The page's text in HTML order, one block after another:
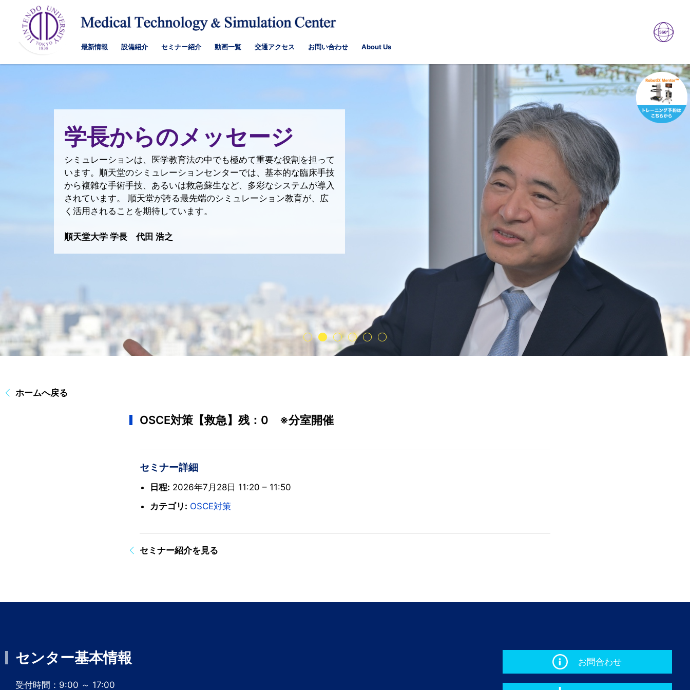
最新情報 設備紹介 セミナー紹介 動画一覧 交通アクセス お問い合わせ About Us
学長からのメッセージ
シミュレーションは、医学教育法の中でも極めて重要な役割を担って
います。順天堂のシミュレーションセンターでは、基本的な臨床手技
から複雑な手術手技、あるいは救急蘇生など、多彩なシステムが導入
されています。 順天堂が誇る最先端のシミュレーション教育が、広
く活用されることを期待しています。
順天堂大学 学長 代田 浩之
ホームへ戻る
OSCE対策【救急】残：0 ※分室開催
セミナー詳細
日程: 2026年7月28日 11:20 – 11:50
カテゴリ: OSCE対策
セミナー紹介を見る
センター基本情報
受付時間：9:00 ～ 17:00
お問合わせ